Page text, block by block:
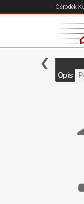
Ośrodek
Opis